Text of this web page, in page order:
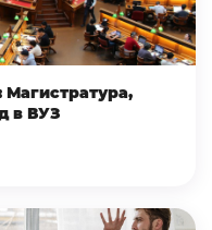
в ВУЗ